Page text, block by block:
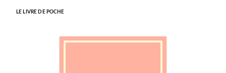
LE LIVRE DE POCHE